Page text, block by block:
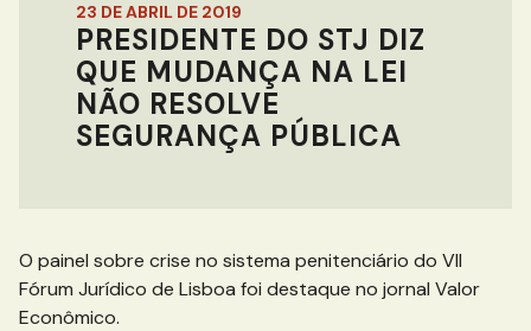
23 DE ABRIL DE 2019
PRESIDENTE DO STJ DIZ
QUE MUDANÇA NA LEI
NÃO RESOLVE
SEGURANÇA PÚBLICA
O painel sobre crise no sistema penitenciário do VII
Fórum Jurídico de Lisboa foi destaque no jornal Valor
Econômico.